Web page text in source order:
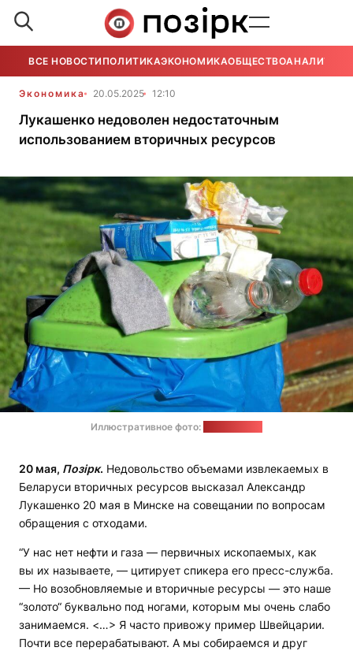
ВСЕ НОВОСТИ ПОЛИТИКАЭКОНОМИКАОБЩЕСТВОАНАЛИТИКА
Экономика 20.05.2025 12:10
Лукашенко недоволен недостаточным
использованием вторичных ресурсов
Иллюстративное фото:
20 мая, Позірк. Недовольство объемами извлекаемых в
Беларуси вторичных ресурсов высказал Александр
Лукашенко 20 мая в Минске на совещании по вопросам
обращения с отходами.
“У нас нет нефти и газа — первичных ископаемых, как
вы их называете, — цитирует спикера его пресс-служба.
— Но возобновляемые и вторичные ресурсы — это наше
“золото“ буквально под ногами, которым мы очень слабо
занимаемся. <…> Я часто привожу пример Швейцарии.
Почти все перерабатывают. А мы собираемся и друг